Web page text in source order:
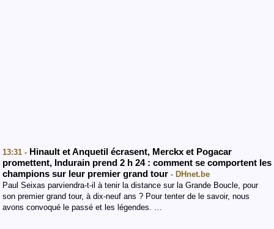
13:31 - Hinault et Anquetil écrasent, Merckx et Pogacar
promettent, Indurain prend 2 h 24 : comment se comportent les
champions sur leur premier grand tour - DHnet.be
Paul Seixas parviendra-t-il à tenir la distance sur la Grande Boucle, pour
son premier grand tour, à dix-neuf ans ? Pour tenter de le savoir, nous
avons convoqué le passé et les légendes. …